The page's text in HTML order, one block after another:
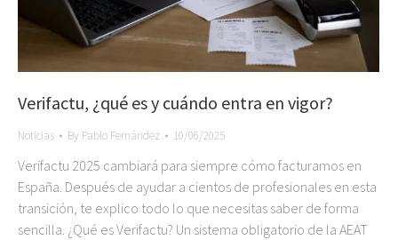
Verifactu, ¿qué es y cuándo entra en vigor?
Noticias By Pablo Fernández 10/06/2025
Verifactu 2025 cambiará para siempre cómo facturamos en
España. Después de ayudar a cientos de profesionales en esta
transición, te explico todo lo que necesitas saber de forma
sencilla. ¿Qué es Verifactu? Un sistema obligatorio de la AEAT